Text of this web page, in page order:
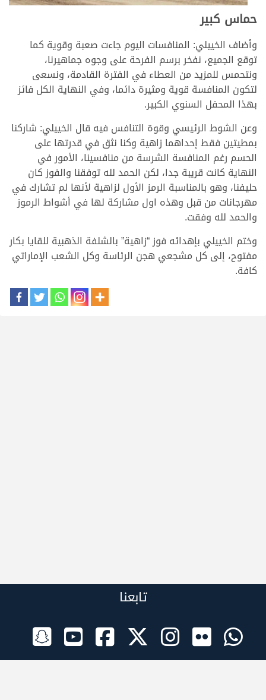
حماس كبير
وأضاف الخييلي: المنافسات اليوم جاءت صعبة وقوية كما
توقع الجميع، نفخر برسم الفرحة على وجوه جماهيرنا،
ونتحمس للمزيد من العطاء في الفترة القادمة، ونسعى
لتكون المنافسة قوية ومثيرة دائما، وفي النهاية الكل فائز
بهذا المحفل السنوي الكبير.
وعن الشوط الرئيسي وقوة التنافس فيه قال الخييلي: شاركنا
بمطيتين فقط إحداهما زاهية وكنا نثق في قدرتها على
الحسم رغم المنافسة الشرسة من منافسينا، الأمور في
النهاية كانت قريبة جدا، لكن الحمد لله توفقنا والفوز كان
حليفنا، وهو بالمناسبة الرمز الأول لزاهية لأنها لم تشارك في
مهرجانات من قبل وهذه اول مشاركة لها في أشواط الرموز
والحمد لله وفقت.
وختم الخييلي بإهدائه فوز “زاهية” بالشلفة الذهبية للقايا بكار
مفتوح، إلى كل مشجعي هجن الرئاسة وكل الشعب الإماراتي
كافة.
تابعنا